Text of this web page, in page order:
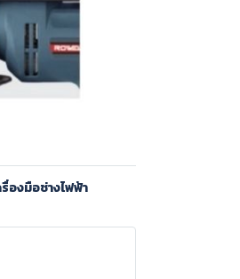
รื่องมือช่างไฟฟ้า